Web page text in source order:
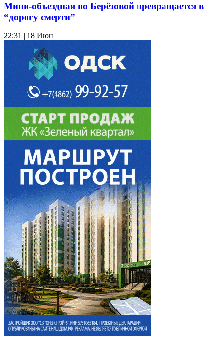
Мини-объездная по Берёзовой превращается в
“дорогу смерти”
22:31 | 18 Июн